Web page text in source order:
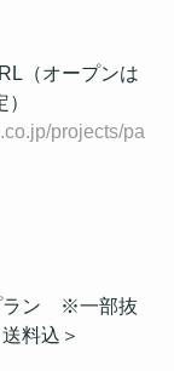
（オープンは
予定）
projects/pa
ラン　※一部抜
料込＞